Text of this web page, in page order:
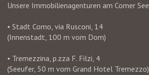
Unsere Immobilienagenturen am Comer See
• Stadt Como, via Rusconi, 14
(Innenstadt, 100 m vom Dom)
• Tremezzina, p.zza F. Filzi, 4
(Seeufer, 50 m vom Grand Hotel Tremezzo)